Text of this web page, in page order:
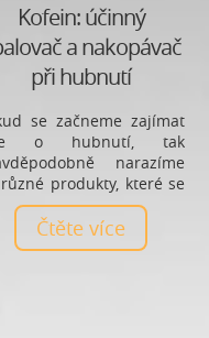
Kofein: účinný
a nakopávač
při hubnutí
se začneme zajímat
o hubnutí, tak
narazíme
produkty, které se
jako suplementy a
odborníků nám je
nabízet. K takovým
Čtěte více